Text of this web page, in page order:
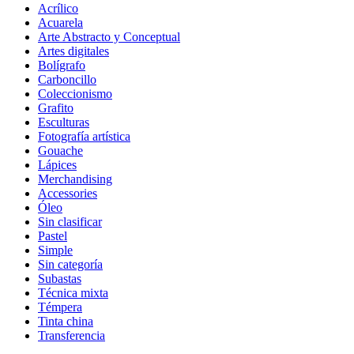
Acrílico
Acuarela
Arte Abstracto y Conceptual
Artes digitales
Bolígrafo
Carboncillo
Coleccionismo
Grafito
Esculturas
Fotografía artística
Gouache
Lápices
Merchandising
Accessories
Óleo
Sin clasificar
Pastel
Simple
Sin categoría
Subastas
Técnica mixta
Témpera
Tinta china
Transferencia